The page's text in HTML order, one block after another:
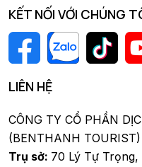
KẾT NỐI VỚI CHÚNG
LIÊN HỆ
CÔNG TY CỔ PHẦN
(BENTHANH TOURIST)
Trụ sở: 70 Lý Tự